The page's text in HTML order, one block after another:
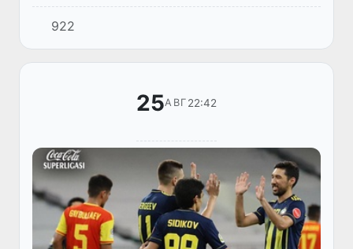
трудились, казалось, на нелюбимой работе -
такое создалось впечатление.
922
25АВГ 22:42